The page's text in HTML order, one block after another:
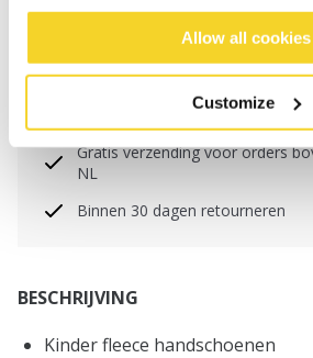
Allow all cookies
Customize
Bestellingen die op werkdagen
worden geplaatst, worden
Gratis verzending voor orders
NL
Binnen 30 dagen retourneren
BESCHRIJVING
Kinder fleece handschoenen